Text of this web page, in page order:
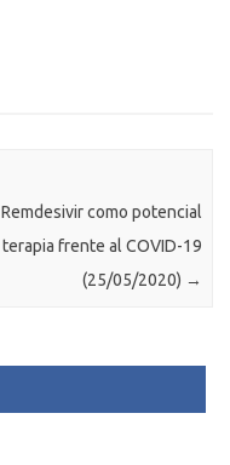
Remdesivir como potencial
terapia frente al COVID-19
(25/05/2020) →